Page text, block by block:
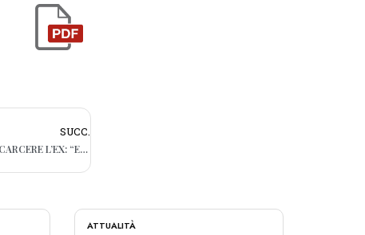
SUCC.
DONNA ACCOLTELLATA NEL BARESE, IN CARCERE L’EX: “E’ PERICOLOSO”
ATTUALITÀ